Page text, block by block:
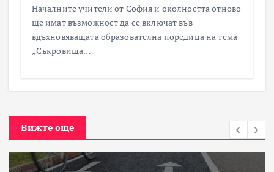
Началните учители от София и околността отново
ще имат възможност да се включат във
вдъхновяващата образователна поредица на тема
„Съкровища…
Вижте още